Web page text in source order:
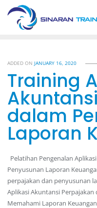
Skip
content
ADDED ON JANUARY 16, 2020
Training
dalam
Laporan
Pelatihan Pengenalan
Penyusunan Laporan
perpajakan dan penyusunan
Aplikasi Akuntansi
Memahami Laporan